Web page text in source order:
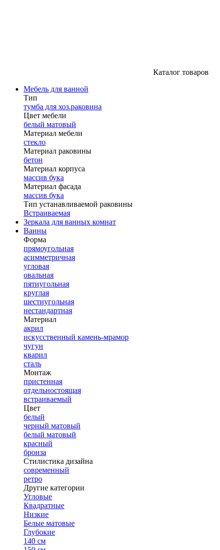
Каталог товаров
Мебель для ванной
Тип
тумба для хоз.раковина
Цвет мебели
белый матовый
Материал мебели
стекло
Материал раковины
бетон
Материал корпуса
массив бука
Материал фасада
массив бука
Тип устанавливаемой раковины
Встраиваемая
Зеркала для ванных комнат
Ванны
Форма
прямоугольная
асимметричная
угловая
овальная
пятиугольная
круглая
шестиугольная
нестандартная
Материал
акрил
искусственный камень-мрамор
чугун
кварил
сталь
Монтаж
пристенная
отдельностоящая
встраиваемый
Цвет
белый
черный матовый
белый матовый
красный
бронза
Стилистика дизайна
современный
ретро
Другие категории
Угловые
Квадратные
Низкие
Белые матовые
Глубокие
140 см